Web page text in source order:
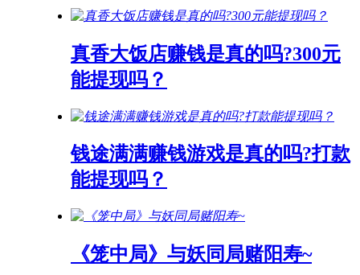
真香大饭店赚钱是真的吗?300元
能提现吗？
钱途满满赚钱游戏是真的吗?打款
能提现吗？
《笼中局》与妖同局赌阳寿~